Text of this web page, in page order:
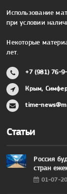
Использование
при условии
Некоторые
лет.
+7 (981) 76-
Крым,
time-
Статьи
Россия
стран
01-07-